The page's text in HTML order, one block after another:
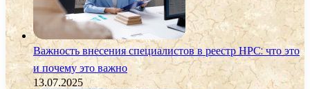
Важность внесения специалистов в реестр НРС: что это
и почему это важно
13.07.2025